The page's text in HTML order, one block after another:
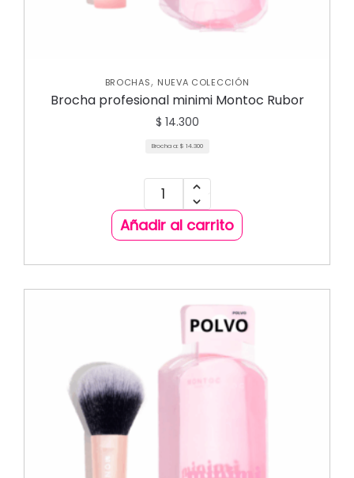
BROCHAS, NUEVA COLECCIÓN
Brocha profesional minimi Montoc Rubor
$ 14.300
Brocha a: $ 14.300
Añadir al carrito